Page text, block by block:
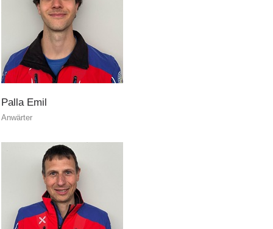
Soccorso sulle piste
Palla Emil
Anwärter